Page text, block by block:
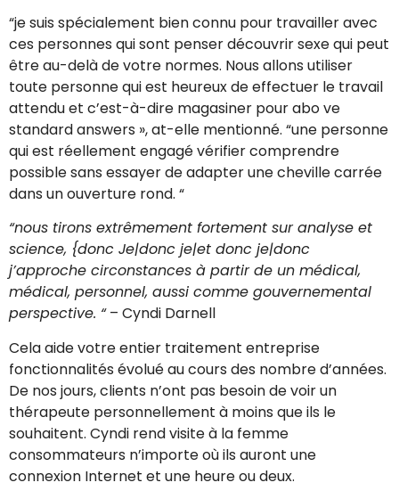
“je suis spécialement bien connu pour travailler avec
ces personnes qui sont penser découvrir sexe qui peut
être au-delà de votre normes. Nous allons utiliser
toute personne qui est heureux de effectuer le travail
attendu et c’est-à-dire magasiner pour abo ve
standard answers », at-elle mentionné. “une personne
qui est réellement engagé vérifier comprendre
possible sans essayer de adapter une cheville carrée
dans un ouverture rond. “
“nous tirons extrêmement fortement sur analyse et
science, {donc Je|donc je|et donc je|donc
j’approche circonstances à partir de un médical,
médical, personnel, aussi comme gouvernemental
perspective. “– Cyndi Darnell
Cela aide votre entier traitement entreprise
fonctionnalités évolué au cours des nombre d’années.
De nos jours, clients n’ont pas besoin de voir un
thérapeute personnellement à moins que ils le
souhaitent. Cyndi rend visite à la femme
consommateurs n’importe où ils auront une
connexion Internet et une heure ou deux.